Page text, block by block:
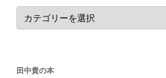
カ
テ
ゴ
田中貴の本